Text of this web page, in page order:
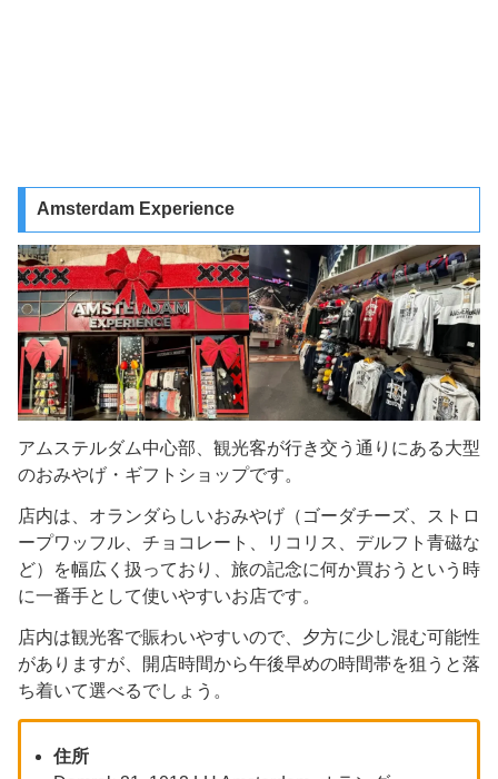
Amsterdam Experience
アムステルダム中心部、観光客が行き交う通りにある大型
のおみやげ・ギフトショップです。
店内は、オランダらしいおみやげ（ゴーダチーズ、ストロ
ープワッフル、チョコレート、リコリス、デルフト青磁な
ど）を幅広く扱っており、旅の記念に何か買おうという時
に一番手として使いやすいお店です。
店内は観光客で賑わいやすいので、夕方に少し混む可能性
がありますが、開店時間から午後早めの時間帯を狙うと落
ち着いて選べるでしょう。
住所